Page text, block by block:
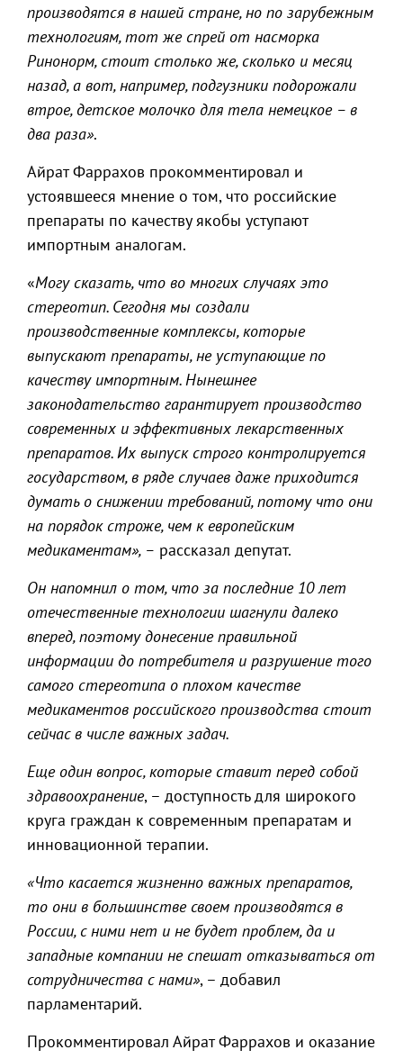
производятся в нашей стране, но по зарубежным
технологиям, тот же спрей от насморка
Ринонорм, стоит столько же, сколько и месяц
назад, а вот, например, подгузники подорожали
втрое, детское молочко для тела немецкое – в
два раза».
Айрат Фаррахов прокомментировал и
устоявшееся мнение о том, что российские
препараты по качеству якобы уступают
импортным аналогам.
«Могу сказать, что во многих случаях это
стереотип. Сегодня мы создали
производственные комплексы, которые
выпускают препараты, не уступающие по
качеству импортным. Нынешнее
законодательство гарантирует производство
современных и эффективных лекарственных
препаратов. Их выпуск строго контролируется
государством, в ряде случаев даже приходится
думать о снижении требований, потому что они
на порядок строже, чем к европейским
медикаментам», – рассказал депутат.
Он напомнил о том, что за последние 10 лет
отечественные технологии шагнули далеко
вперед, поэтому донесение правильной
информации до потребителя и разрушение того
самого стереотипа о плохом качестве
медикаментов российского производства стоит
сейчас в числе важных задач.
Еще один вопрос, которые ставит перед собой
здравоохранение, – доступность для широкого
круга граждан к современным препаратам и
инновационной терапии.
«Что касается жизненно важных препаратов,
то они в большинстве своем производятся в
России, с ними нет и не будет проблем, да и
западные компании не спешат отказываться от
сотрудничества с нами», – добавил
парламентарий.
Прокомментировал Айрат Фаррахов и оказание